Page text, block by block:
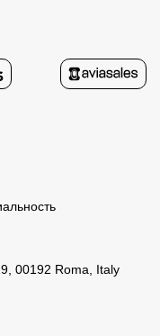
00192 Roma, Italy